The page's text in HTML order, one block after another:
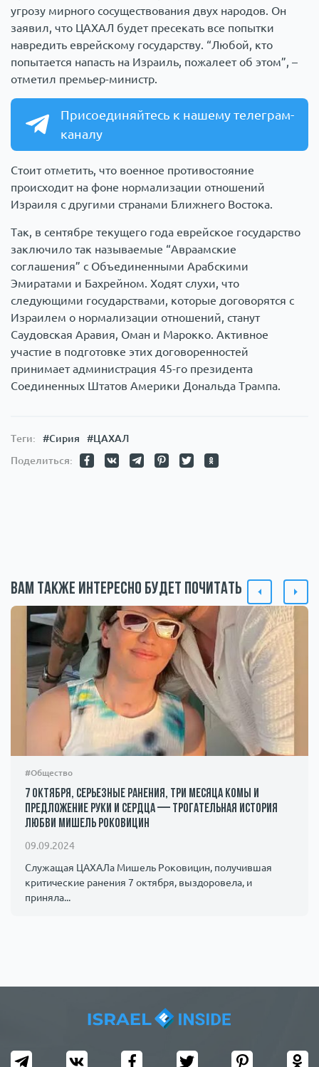
угрозу мирного сосуществования двух народов. Он
заявил, что ЦАХАЛ будет пресекать все попытки
навредить еврейскому государству. “Любой, кто
попытается напасть на Израиль, пожалеет об этом”, –
отметил премьер-министр.
Присоединяйтесь к нашему телеграм-
каналу
Стоит отметить, что военное противостояние
происходит на фоне нормализации отношений
Израиля с другими странами Ближнего Востока.
Так, в сентябре текущего года еврейское государство
заключило так называемые “Авраамские
соглашения” с Объединенными Арабскими
Эмиратами и Бахрейном. Ходят слухи, что
следующими государствами, которые договорятся с
Израилем о нормализации отношений, станут
Саудовская Аравия, Оман и Марокко. Активное
участие в подготовке этих договоренностей
принимает администрация 45-го президента
Соединенных Штатов Америки Дональда Трампа.
Теги: #Сирия
#ЦАХАЛ
Поделиться:
Вам также интересно будет почитать
#Общество
7 октября, серьезные ранения, три месяца комы и
предложение руки и сердца — трогательная история
любви Мишель Роковицин
09.09.2024
Служащая ЦАХАЛа Мишель Роковицин, получившая
критические ранения 7 октября, выздоровела, и
приняла...